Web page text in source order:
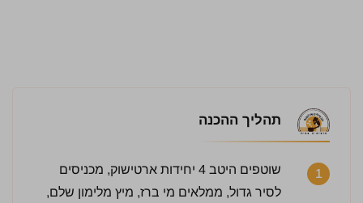
תהליך ההכנה
1
שוטפים היטב 4 יחידות ארטישוק, מכניסים
לסיר גדול, ממלאים מי ברז, מיץ מלימון שלם,